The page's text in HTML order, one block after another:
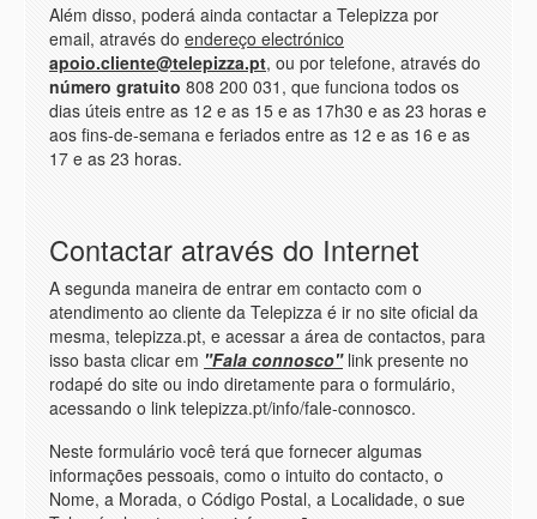
Além disso, poderá ainda contactar a Telepizza por
email, através do endereço electrónico
apoio.cliente@telepizza.pt, ou por telefone, através do
número gratuito 808 200 031, que funciona todos os
dias úteis entre as 12 e as 15 e as 17h30 e as 23 horas e
aos fins-de-semana e feriados entre as 12 e as 16 e as
17 e as 23 horas.
Contactar através do Internet
A segunda maneira de entrar em contacto com o
atendimento ao cliente da Telepizza é ir no site oficial da
mesma, telepizza.pt, e acessar a área de contactos, para
isso basta clicar em "Fala connosco"link presente no
rodapé do site ou indo diretamente para o formulário,
acessando o link telepizza.pt/info/fale-connosco.
Neste formulário você terá que fornecer algumas
informações pessoais, como o intuito do contacto, o
Nome, a Morada, o Código Postal, a Localidade, o sue